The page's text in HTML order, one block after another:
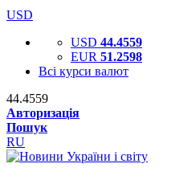
USD
USD 44.4559
EUR 51.2598
Всі курси валют
44.4559
Авторизація
Пошук
RU